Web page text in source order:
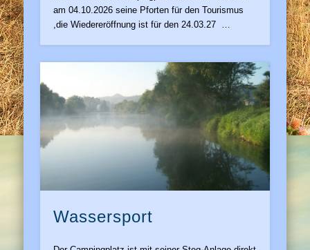
am 04.10.2026 seine Pforten für den Tourismus
,die Wiedereröffnung ist für den 24.03.27 …
Wassersport